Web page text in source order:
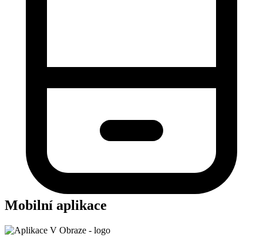
Mobilní aplikace